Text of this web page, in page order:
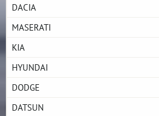
DACIA
MASERATI
KIA
HYUNDAI
DODGE
DATSUN